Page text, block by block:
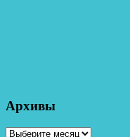
Архивы
Архивы